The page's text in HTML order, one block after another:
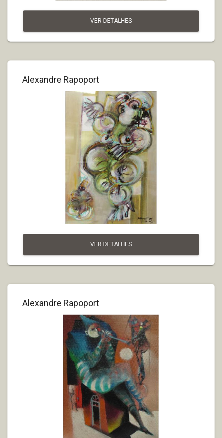
VER DETALHES
Alexandre Rapoport
VER DETALHES
Alexandre Rapoport